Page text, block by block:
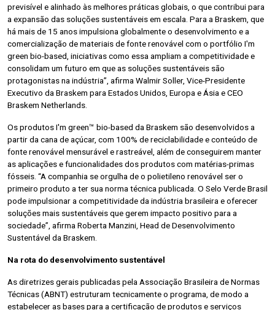
previsível e alinhado às melhores práticas globais, o que contribui para
a expansão das soluções sustentáveis em escala. Para a Braskem, que
há mais de 15 anos impulsiona globalmente o desenvolvimento e a
comercialização de materiais de fonte renovável com o portfólio I'm
green bio-based, iniciativas como essa ampliam a competitividade e
consolidam um futuro em que as soluções sustentáveis são
protagonistas na indústria”, afirma Walmir Soller, Vice-Presidente
Executivo da Braskem para Estados Unidos, Europa e Ásia e CEO
Braskem Netherlands.
Os produtos I'm green™ bio-based da Braskem são desenvolvidos a
partir da cana de açúcar, com 100% de reciclabilidade e conteúdo de
fonte renovável mensurável e rastreável, além de conseguirem manter
as aplicações e funcionalidades dos produtos com matérias-primas
fósseis. “A companhia se orgulha de o polietileno renovável ser o
primeiro produto a ter sua norma técnica publicada. O Selo Verde Brasil
pode impulsionar a competitividade da indústria brasileira e oferecer
soluções mais sustentáveis que gerem impacto positivo para a
sociedade”, afirma Roberta Manzini, Head de Desenvolvimento
Sustentável da Braskem.
Na rota do desenvolvimento sustentável
As diretrizes gerais publicadas pela Associação Brasileira de Normas
Técnicas (ABNT) estruturam tecnicamente o programa, de modo a
estabelecer as bases para a certificação de produtos e serviços